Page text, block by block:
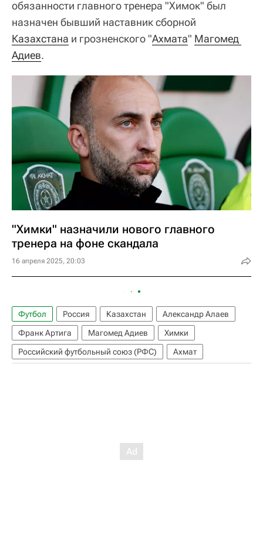
обязанности главного тренера "Химок" был
назначен бывший наставник сборной
Казахстана и грозненского "Ахмата" Магомед
Адиев.
"Химки" назначили нового главного
тренера на фоне скандала
16 апреля 2025, 20:03
Футбол Россия Казахстан
Александр Алаев
Франк Артига
Магомед Адиев
Химки
Российский футбольный союз (РФС)
Ахмат